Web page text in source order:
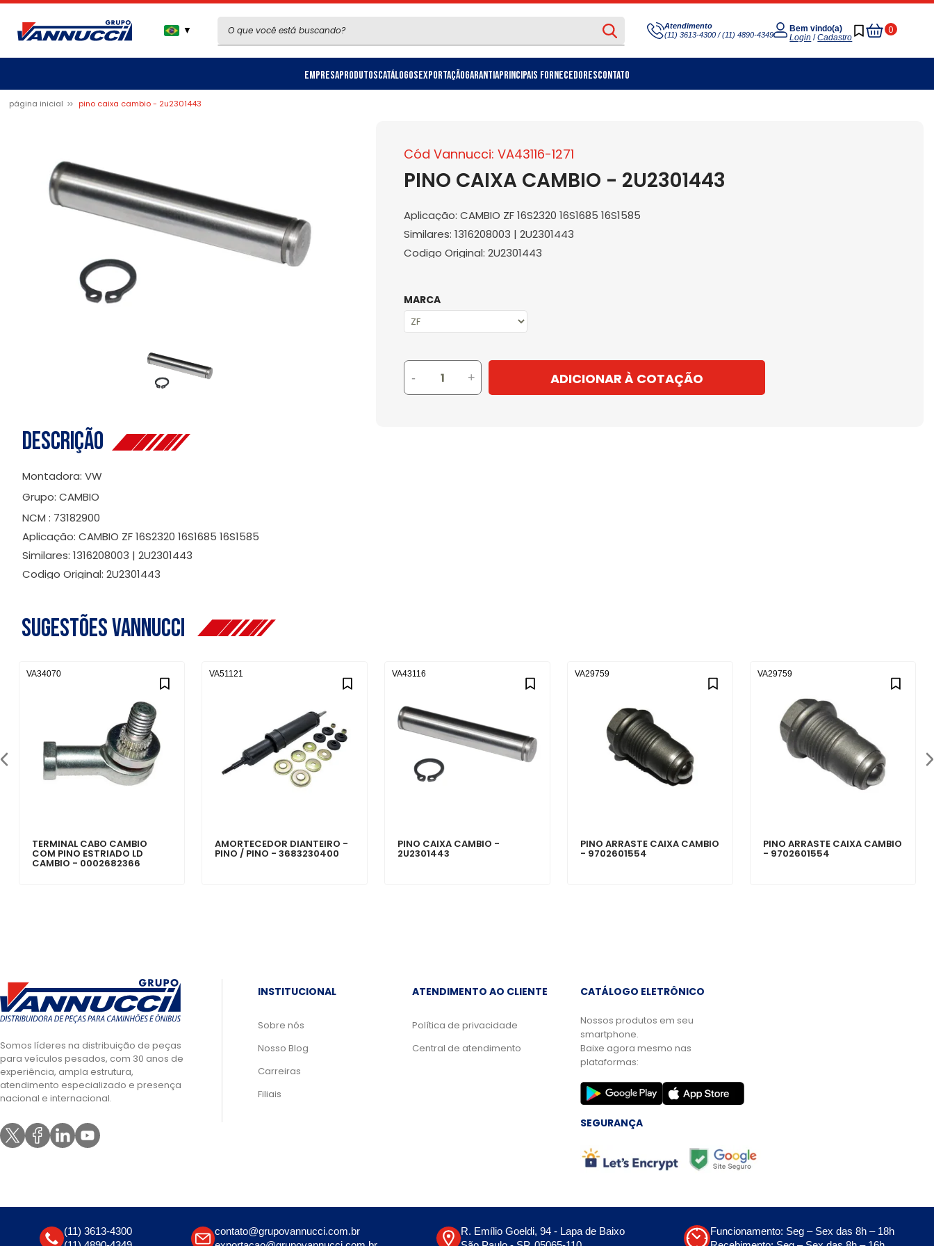
▼
Atendimento
(11) 3613-4300 / (11) 4890-4349
Bem vindo(a)
Login /Cadastro
0
Meu
Carrinho
EmpresaProdutosCatálogosExportaçãoGarantiaPrincipais FornecedoresContato
página inicial pino caixa cambio - 2u2301443
Cód Vannucci: VA43116-1271
PINO CAIXA CAMBIO - 2U2301443
Aplicação: CAMBIO ZF 16S2320 16S1685 16S1585
Similares: 1316208003 | 2U2301443
Codigo Original: 2U2301443
MARCA
- + ADICIONAR À COTAÇÃO
Descrição
Montadora: VW
Grupo: CAMBIO
NCM : 73182900
Aplicação: CAMBIO ZF 16S2320 16S1685 16S1585
Similares: 1316208003 | 2U2301443
Codigo Original: 2U2301443
Sugestões Vannucci
TERMINAL CABO CAMBIO
COM PINO ESTRIADO LD
CAMBIO - 0002682366
VA34070
AMORTECEDOR DIANTEIRO -
PINO / PINO - 3683230400
VA51121
PINO CAIXA CAMBIO -
2U2301443
VA43116
PINO ARRASTE CAIXA CAMBIO
- 9702601554
VA29759
PINO ARRASTE CAIXA CAMBIO
- 9702601554
VA29759
Somos líderes na distribuição de peças
para veículos pesados, com 30 anos de
experiência, ampla estrutura,
atendimento especializado e presença
nacional e internacional.
INSTITUCIONAL
Sobre nós
Nosso Blog
Carreiras
Filiais
ATENDIMENTO AO CLIENTE
Política de privacidade
Central de atendimento
CATÁLOGO ELETRÔNICO
Nossos produtos em seu
smartphone.
Baixe agora mesmo nas
plataformas:
SEGURANÇA
(11) 3613-4300
contato@grupovannucci.com.br
R. Emílio Goeldi, 94 - Lapa de Baixo
Funcionamento: Seg – Sex das 8h – 18h